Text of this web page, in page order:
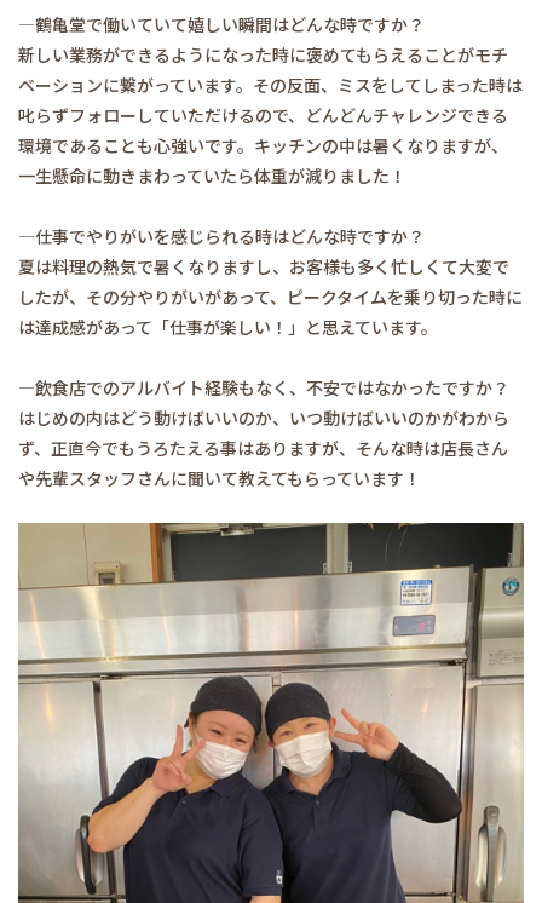
―鶴亀堂で働いていて嬉しい瞬間はどんな時ですか？
新しい業務ができるようになった時に褒めてもらえることがモチ
ベーションに繋がっています。その反面、ミスをしてしまった時は
叱らずフォローしていただけるので、どんどんチャレンジできる
環境であることも心強いです。キッチンの中は暑くなりますが、
一生懸命に動きまわっていたら体重が減りました！
―仕事でやりがいを感じられる時はどんな時ですか？
夏は料理の熱気で暑くなりますし、お客様も多く忙しくて大変で
したが、その分やりがいがあって、ピークタイムを乗り切った時に
は達成感があって「仕事が楽しい！」と思えています。
―飲食店でのアルバイト経験もなく、不安ではなかったですか？
はじめの内はどう動けばいいのか、いつ動けばいいのかがわから
ず、正直今でもうろたえる事はありますが、そんな時は店長さん
や先輩スタッフさんに聞いて教えてもらっています！